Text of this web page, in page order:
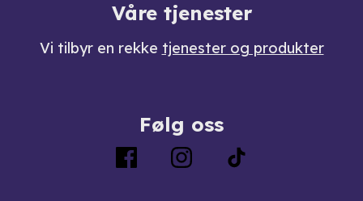
Våre tjenester
Vi tilbyr en rekke tjenester og produkter
Følg oss